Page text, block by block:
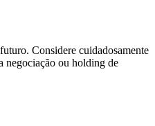
Considere cuidadosamente
negociação ou holding de